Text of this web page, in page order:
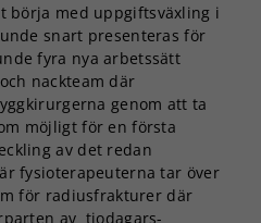
börja med uppgiftsväxling i
snart presenteras för
fyra nya arbetssätt
nackteam där
genom att ta
möjligt för en första
av det redan
fysioterapeuterna tar över
för radiusfrakturer där
av tiodagars-